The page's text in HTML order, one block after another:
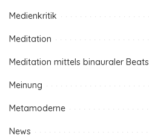
Medienkritik
Meditation
Meditation mittels binauraler Beats
Meinung
Metamoderne
News